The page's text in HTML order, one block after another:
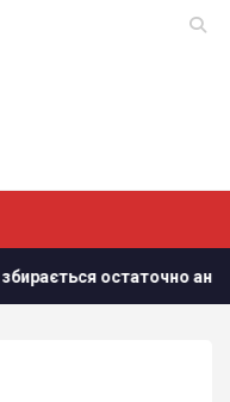
анексувати